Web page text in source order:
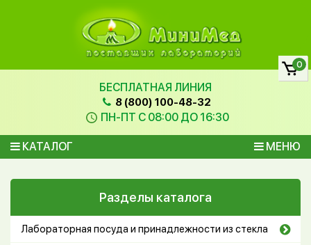
БЕСПЛАТНАЯ ЛИНИЯ
8 (800) 100-48-32
ПН-ПТ С 08:00 ДО 16:30
КАТАЛОГ МЕНЮ
0
Разделы каталога
Лабораторная посуда и принадлежности из стекла